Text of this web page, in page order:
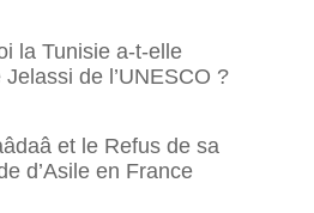
la Tunisie a-t-elle
de l’UNESCO ?
et le Refus de sa
d’Asile en France